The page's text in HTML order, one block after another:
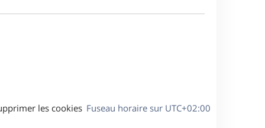
Fuseau horaire sur UTC+02:00
les cookies